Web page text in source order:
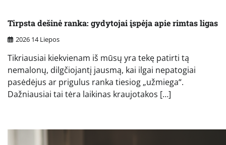
Tirpsta dešinė ranka: gydytojai įspėja apie rimtas ligas
2026 14 Liepos
Tikriausiai kiekvienam iš mūsų yra tekę patirti tą
nemalonų, dilgčiojantį jausmą, kai ilgai nepatogiai
pasėdėjus ar prigulus ranka tiesiog „užmiega“.
Dažniausiai tai tėra laikinas kraujotakos […]